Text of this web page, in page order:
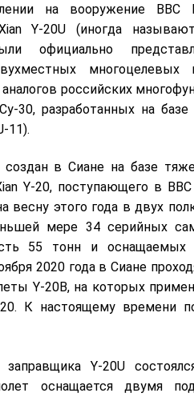
на вооружение
Y-20U (иногда
официально
многоцелевых
российских
30, разработанных на
11).
создан в Сиане на базе
Y-20, поступающего в
весну этого года в двух
мере 34 серийных
55 тонн и оснащаемых
2020 года в Сиане
Y-20B, на которых
20. К настоящему времени
Y-20U
оснащается двумя